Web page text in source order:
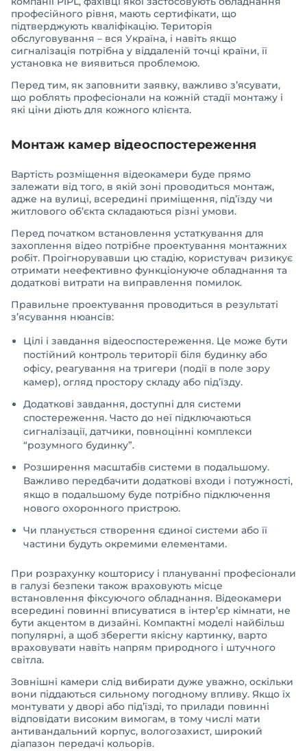
професійного рівня, мають сертифікати, що
підтверджують кваліфікацію. Територія
обслуговування – вся Україна, і навіть якщо
сигналізація потрібна у віддаленій точці країни, її
установка не виявиться проблемою.
Перед тим, як заповнити заявку, важливо з’ясувати,
що роблять професіонали на кожній стадії монтажу і
які ціни діють для кожного клієнта.
Монтаж камер відеоспостереження
Вартість розміщення відеокамери буде прямо
залежати від того, в якій зоні проводиться монтаж,
адже на вулиці, всередині приміщення, під’їзду чи
житлового об’єкта складаються різні умови.
Перед початком встановлення устаткування для
захоплення відео потрібне проектування монтажних
робіт. Проігнорувавши цю стадію, користувач ризикує
отримати неефективно функціонуюче обладнання та
додаткові витрати на виправлення помилок.
Правильне проектування проводиться в результаті
з’ясування нюансів:
Цілі і завдання відеоспостереження. Це може бути
постійний контроль території біля будинку або
офісу, реагування на тригери (події в поле зору
камер), огляд простору складу або під’їзду.
Додаткові завдання, доступні для системи
спостереження. Часто до неї підключаються
сигналізації, датчики, повноцінні комплекси
“розумного будинку”.
Розширення масштабів системи в подальшому.
Важливо передбачити додаткові входи і потужності,
якщо в подальшому буде потрібно підключення
нового охоронного пристрою.
Чи планується створення єдиної системи або її
частини будуть окремими елементами.
При розрахунку кошторису і плануванні професіонали
в галузі безпеки також враховують місце
встановлення фіксуючого обладнання. Відеокамери
всередині повинні вписуватися в інтер’єр кімнати, не
бути акцентом в дизайні. Компактні моделі найбільш
популярні, а щоб зберегти якісну картинку, варто
враховувати навіть напрям природного і штучного
світла.
Зовнішні камери слід вибирати дуже уважно, оскільки
вони піддаються сильному погодному впливу. Якщо їх
монтувати у дворі або під’їзді, то прилади повинні
відповідати високим вимогам, в тому числі мати
антивандальний корпус, вологозахист, широкий
діапазон передачі кольорів.